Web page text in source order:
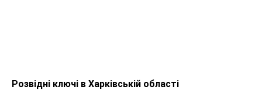
Розвідні ключі в Харківській області